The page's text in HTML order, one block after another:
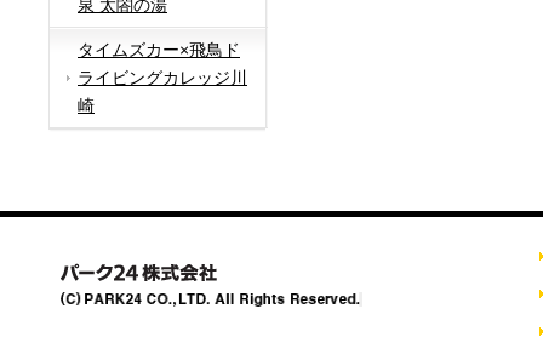
泉 太閤の湯
タイムズカー×飛鳥ド
ライビングカレッジ川
崎